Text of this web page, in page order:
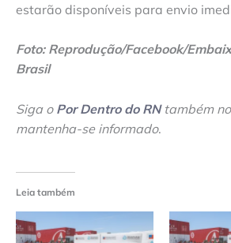
estarão disponíveis para envio
Foto: Reprodução/Facebook/
Brasil
Siga o Por Dentro do RNtambém no
mantenha-se informado.
Leia também